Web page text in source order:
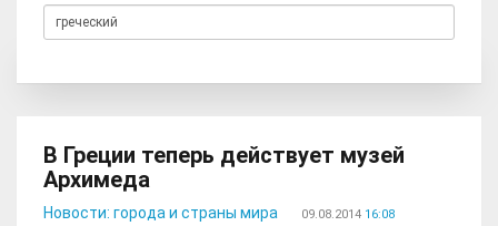
В Греции теперь действует музей
Архимеда
Новости: города и страны мира 09.08.2014 16:08